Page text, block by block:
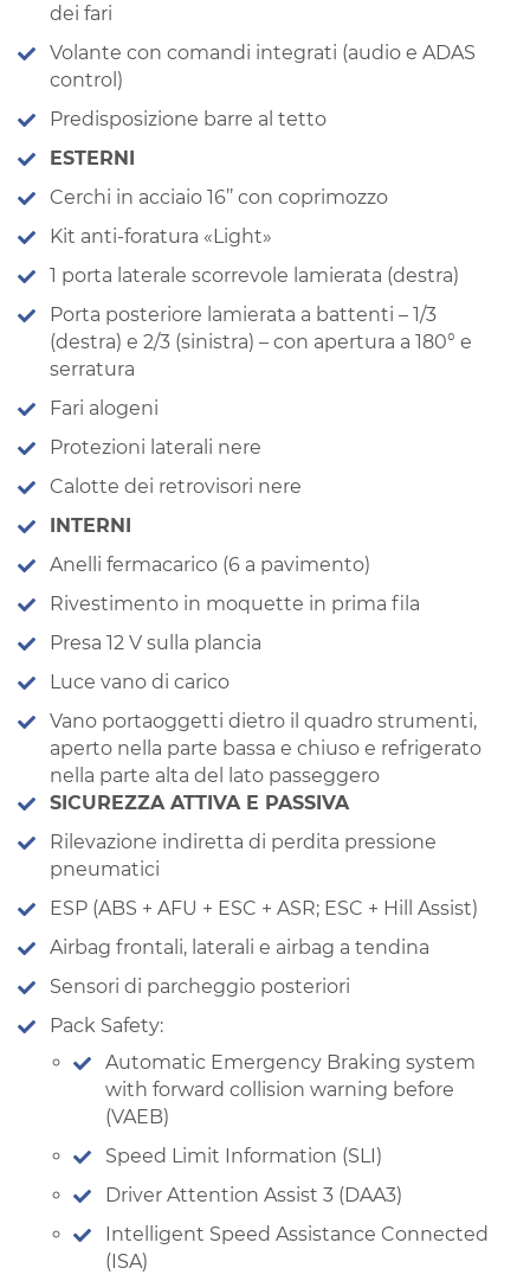
dei fari
Volante con comandi integrati (audio e ADAS
control)
Predisposizione barre al tetto
ESTERNI
Cerchi in acciaio 16’’ con coprimozzo
Kit anti-foratura «Light»
1 porta laterale scorrevole lamierata (destra)
Porta posteriore lamierata a battenti – 1/3
(destra) e 2/3 (sinistra) – con apertura a 180° e
serratura
Fari alogeni
Protezioni laterali nere
Calotte dei retrovisori nere
INTERNI
Anelli fermacarico (6 a pavimento)
Rivestimento in moquette in prima fila
Presa 12 V sulla plancia
Luce vano di carico
Vano portaoggetti dietro il quadro strumenti,
aperto nella parte bassa e chiuso e refrigerato
nella parte alta del lato passeggero
SICUREZZA ATTIVA E PASSIVA
Rilevazione indiretta di perdita pressione
pneumatici
ESP (ABS + AFU + ESC + ASR; ESC + Hill Assist)
Airbag frontali, laterali e airbag a tendina
Sensori di parcheggio posteriori
Pack Safety:
Automatic Emergency Braking system
with forward collision warning before
(VAEB)
Speed Limit Information (SLI)
Driver Attention Assist 3 (DAA3)
Intelligent Speed Assistance Connected
(ISA)